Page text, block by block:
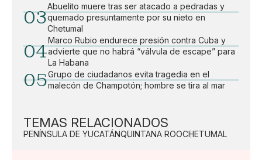
03
Abuelito muere tras ser atacado a pedradas y
quemado presuntamente por su nieto en
Chetumal
04
Marco Rubio endurece presión contra Cuba y
advierte que no habrá “válvula de escape” para
La Habana
05Grupo de ciudadanos evita tragedia en el
malecón de Champotón; hombre se tira al mar
TEMAS RELACIONADOS
PENÍNSULA DE YUCATÁNQUINTANA ROOCHETUMAL